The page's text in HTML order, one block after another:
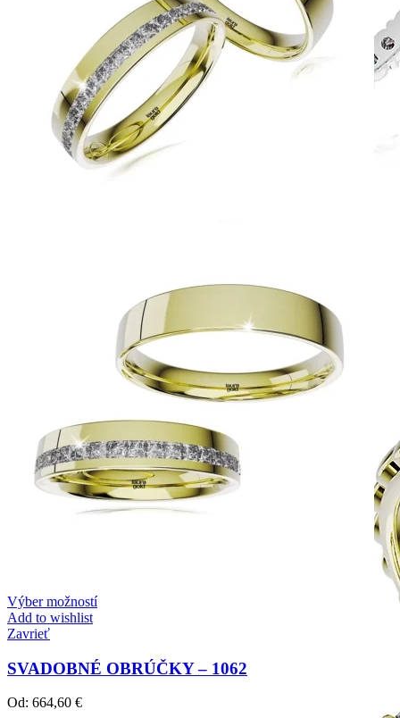
Harmónia klasiky a moderného dizajnu.
Výber možností
Add to wishlist
Zavrieť
SVADOBNÉ OBRÚČKY – 1062
Od: 664,60 €